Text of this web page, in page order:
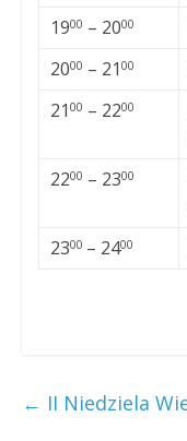
1900 – 2000
2000 – 21 00
21 00 – 2200
2200 – 2300
2300 – 2400
← II Niedziela